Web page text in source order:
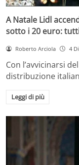
A Natale Lidl
sotto i 20 euro:
Roberto Arciola 4
Con l’avvicinarsi
distribuzione
Leggi di più